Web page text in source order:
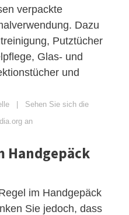
verpackte
Dazu
Putztücher
Glas- und
und
| Sehen Sie sich die
an
Handgepäck
im Handgepäck
Sie jedoch, dass